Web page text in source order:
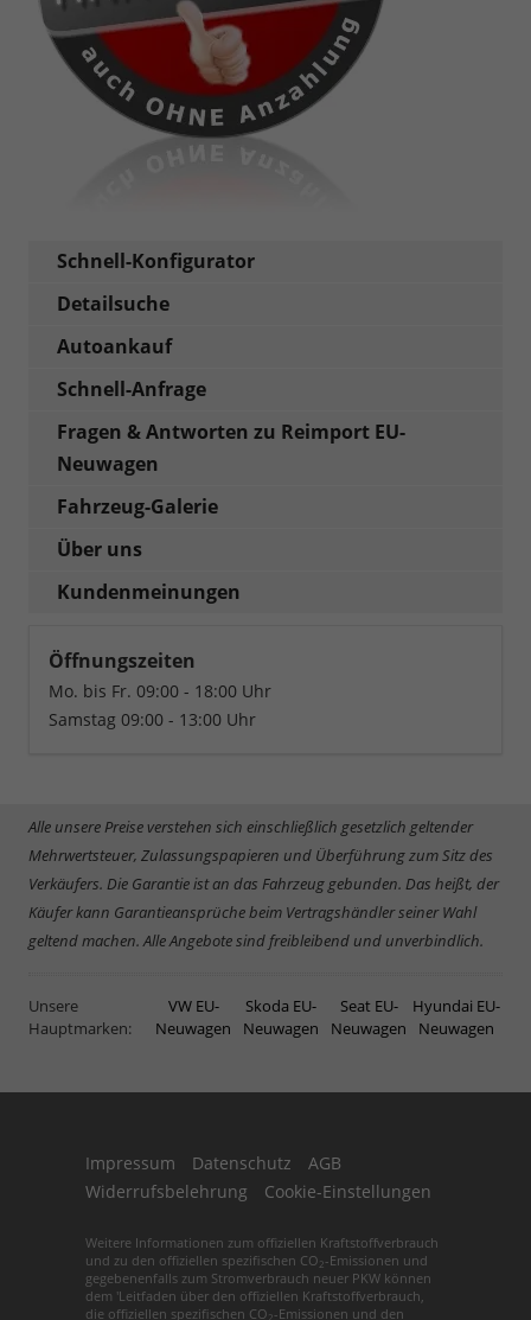
Schnell-Konfigurator
Detailsuche
Autoankauf
Schnell-Anfrage
Fragen & Antworten zu Reimport EU-
Neuwagen
Fahrzeug-Galerie
Über uns
Kundenmeinungen
Öffnungszeiten
Mo. bis Fr. 09:00 - 18:00 Uhr
Samstag 09:00 - 13:00 Uhr
Alle unsere Preise verstehen sich einschließlich gesetzlich geltender
Mehrwertsteuer, Zulassungspapieren und Überführung zum Sitz des
Verkäufers. Die Garantie ist an das Fahrzeug gebunden. Das heißt, der
Käufer kann Garantieansprüche beim Vertragshändler seiner Wahl
geltend machen. Alle Angebote sind freibleibend und unverbindlich.
Unsere
Hauptmarken:
VW EU-
Neuwagen
Skoda EU-
Neuwagen
Seat EU-
Neuwagen
Hyundai EU-
Neuwagen
Impressum Datenschutz
AGB
Widerrufsbelehrung
Cookie-Einstellungen
Weitere Informationen zum offiziellen Kraftstoffverbrauch
und zu den offiziellen spezifischen CO2 -Emissionen und
gegebenenfalls zum Stromverbrauch neuer PKW können
dem 'Leitfaden über den offiziellen Kraftstoffverbrauch,
die offiziellen spezifischen CO -Emissionen und den